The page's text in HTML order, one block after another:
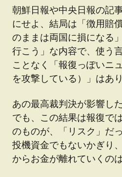
朝鮮日報や中央日報の記
にせよ、結局は「徴用賠
のままは両国に損になる
行こう」な内容で、使う
ことなく「報復っぽいニ
を攻撃している）」はあり
あの最高裁判決が影響し
でも、この結果は報復で
のものが、「リスク」だ
投機資金でもないかぎり
からお金が離れていくの